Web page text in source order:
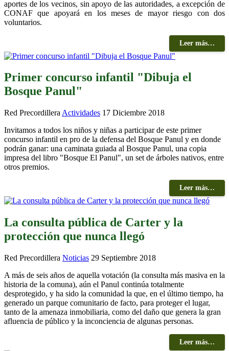
aportes de los vecinos, sin apoyo de las autoridades, a excepción de
CONAF que apoyará en los meses de mayor riesgo con dos
voluntarios.
Leer más…
Primer concurso infantil "Dibuja el
Bosque Panul"
Red Precordillera Actividades 17 Diciembre 2018
Invitamos a todos los niños y niñas a participar de este primer
concurso infantil en pro de la defensa del Bosque Panul y en donde
podrán ganar: una caminata guiada al Bosque Panul, una copia
impresa del libro "Bosque El Panul", un set de árboles nativos, entre
otros premios.
Leer más…
La consulta pública de Carter y la
protección que nunca llegó
Red Precordillera Noticias 29 Septiembre 2018
A más de seis años de aquella votación (la consulta más masiva en la
historia de la comuna), aún el Panul continúa totalmente
desprotegido, y ha sido la comunidad la que, en el último tiempo, ha
generado un parque comunitario de facto, para proteger el lugar,
tanto de la amenaza inmobiliaria, como del daño que genera la gran
afluencia de público y la inconciencia de algunas personas.
Leer más…